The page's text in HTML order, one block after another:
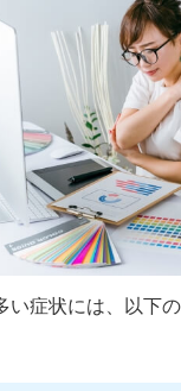
い症状には、以下